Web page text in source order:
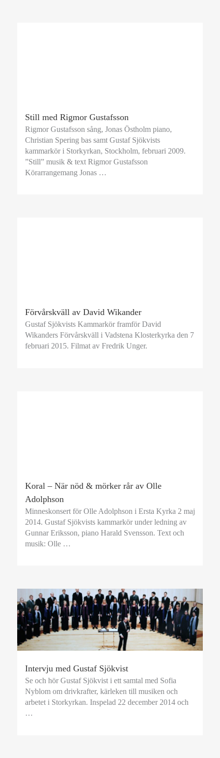
Still med Rigmor Gustafsson
Rigmor Gustafsson sång, Jonas Östholm piano,
Christian Spering bas samt Gustaf Sjökvists
kammarkör i Storkyrkan, Stockholm, februari 2009.
”Still” musik & text Rigmor Gustafsson
Körarrangemang Jonas …
Förvårskväll av David Wikander
Gustaf Sjökvists Kammarkör framför David
Wikanders Förvårskväll i Vadstena Klosterkyrka den 7
februari 2015. Filmat av Fredrik Unger.
Koral – När nöd & mörker rår av Olle
Adolphson
Minneskonsert för Olle Adolphson i Ersta Kyrka 2 maj
2014. Gustaf Sjökvists kammarkör under ledning av
Gunnar Eriksson, piano Harald Svensson. Text och
musik: Olle …
Intervju med Gustaf Sjökvist
Se och hör Gustaf Sjökvist i ett samtal med Sofia
Nyblom om drivkrafter, kärleken till musiken och
arbetet i Storkyrkan. Inspelad 22 december 2014 och
…